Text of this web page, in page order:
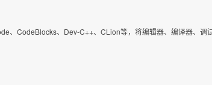
、CodeBlocks、Dev-C++、CLion等，将编辑器、编译器、调